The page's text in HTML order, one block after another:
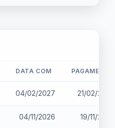
DATA COM PAGAMENTO
04/02/2027 21/02/2027
04/11/2026 19/11/2026